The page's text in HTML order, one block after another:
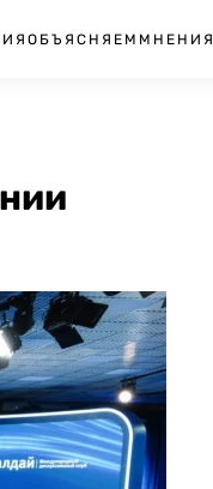
ОБЪЯСНЯЕМ МНЕНИЯ